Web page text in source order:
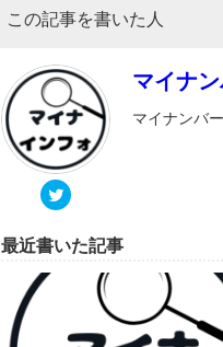
この記事を書いた人
マイナ
マイナンバ
最近書いた記事